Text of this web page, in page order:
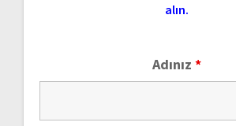
alın.
Adınız *